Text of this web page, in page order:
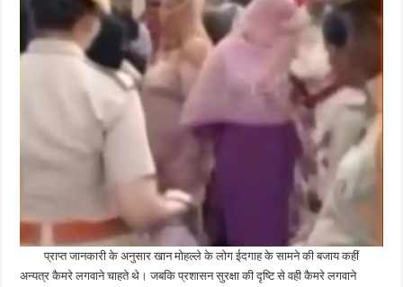
प्राप्त जानकारी के अनुसार खान मोहल्ले के लोग ईदगाह के सामने की बजाय कहीं
अन्यत्र कैमरे लगवाने चाहते थे। जबकि प्रशासन सुरक्षा की दृष्टि से वही कैमरे लगवाने